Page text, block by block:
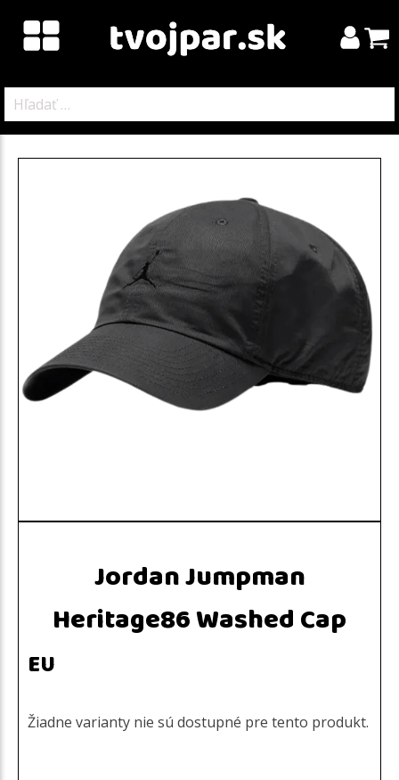
Jordan Jumpman
Heritage86 Washed Cap
EU
Žiadne varianty nie sú dostupné pre tento produkt.